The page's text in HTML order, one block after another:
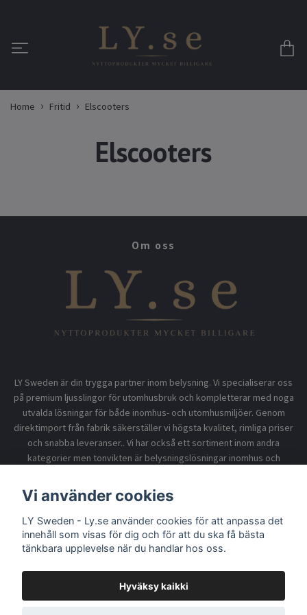
Home Fritid Elscooters
Elscooters
Om oss
LY Sweden är din trygga partner inom belysning. Vi specialiserar oss
på premium ljusslingor för utomhusbruk och kompletterar med noga
utvalda lösningar för både inomhus- och utomhusmiljöer. Genom
direktimport från fabrik säkerställer vi högsta kvalitet, rimliga priser
och snabba leveranser.. Vi har också ett sortiment inom andra
kategorier men tonvikten är belysningslösningar inomhus och
Information
Vi använder cookies
LY Sweden - Ly.se använder cookies för att anpassa det
innehåll som visas för dig och för att du ska få bästa
tänkbara upplevelse när du handlar hos oss.
Hyväksy kaikki